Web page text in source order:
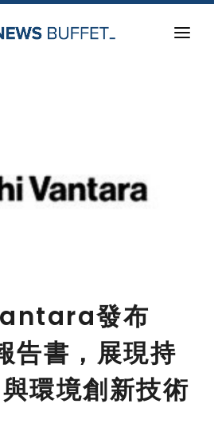
發布
告書，展現持
環境創新技術